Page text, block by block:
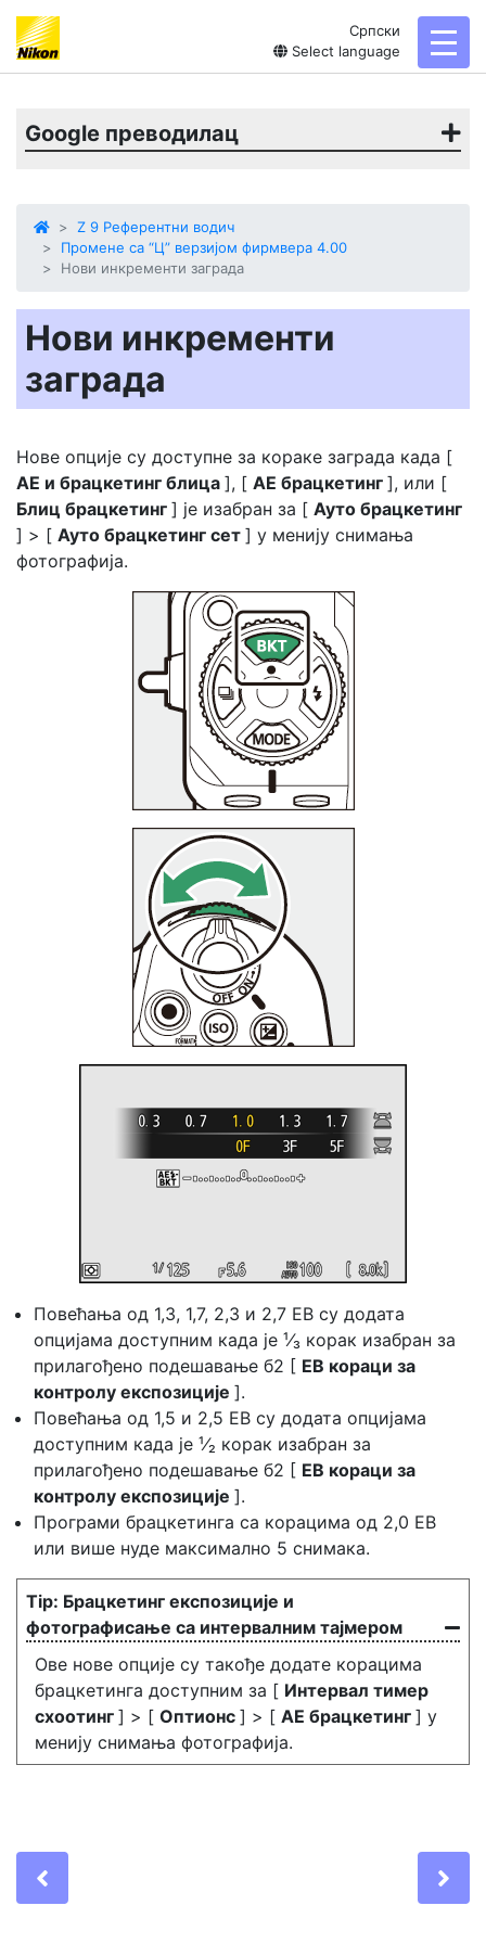
Српски
Select language
Google преводилац
Z 9 Референтни водич
Промене са “Ц” верзијом фирмвера 4.00
Нови инкременти заграда
Нови инкременти
заграда
Нове опције су доступне за кораке заграда када [
АЕ и брацкетинг блица ], [ АЕ брацкетинг ], или [
Блиц брацкетинг ] је изабран за [ Ауто брацкетинг
] > [ Ауто брацкетинг сет ] у менију снимања
фотографија.
Повећања од 1,3, 1,7, 2,3 и 2,7 ЕВ су додата
опцијама доступним када је ¹⁄₃ корак изабран за
прилагођено подешавање б2 [ ЕВ кораци за
контролу експозиције ].
Повећања од 1,5 и 2,5 ЕВ су додата опцијама
доступним када је ¹⁄₂ корак изабран за
прилагођено подешавање б2 [ ЕВ кораци за
контролу експозиције ].
Програми брацкетинга са корацима од 2,0 ЕВ
или више нуде максимално 5 снимака.
Брацкетинг експозиције и
фотографисање са интервалним тајмером
Ове нове опције су такође додате корацима
брацкетинга доступним за [ Интервал тимер
схоотинг ] > [ Оптионс ] > [ АЕ брацкетинг ] у
менију снимања фотографија.